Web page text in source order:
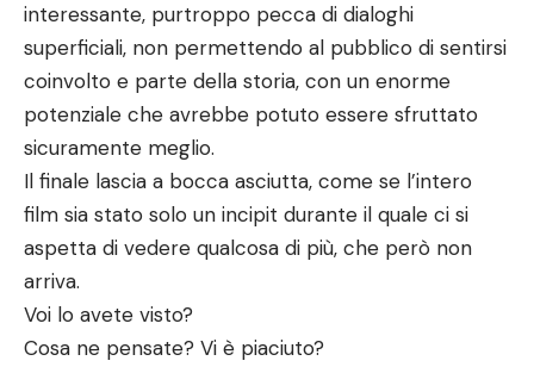
interessante, purtroppo pecca di dialoghi
superficiali, non permettendo al pubblico di sentirsi
coinvolto e parte della storia, con un enorme
potenziale che avrebbe potuto essere sfruttato
sicuramente meglio.
Il finale lascia a bocca asciutta, come se l’intero
film sia stato solo un incipit durante il quale ci si
aspetta di vedere qualcosa di più, che però non
arriva.
Voi lo avete visto?
Cosa ne pensate? Vi è piaciuto?